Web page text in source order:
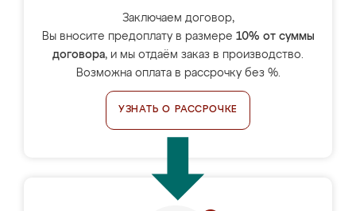
Заключаем договор,
Вы вносите предоплату в размере 10% от суммы
договора, и мы отдаём заказ в производство.
Возможна оплата в рассрочку без %.
УЗНАТЬ О РАССРОЧКЕ